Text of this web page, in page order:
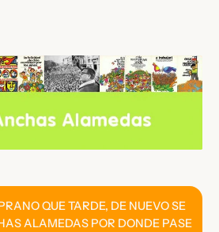
QUE TARDE, DE NUEVO SE
ALAMEDAS POR DONDE PASE